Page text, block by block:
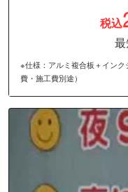
税込
※仕様：アルミ複合板＋イン
費・施工費別途）